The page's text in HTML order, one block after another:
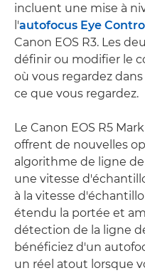
incluent une mise à
l'autofocus Eye
Canon EOS R3. Les
définir ou modifier le
où vous regardez
ce que vous regardez.
Le Canon EOS R5
offrent de nouvelles
algorithme de ligne
une vitesse
à la vitesse
étendu la portée et
détection de la ligne
bénéficiez d'un
un réel atout lorsque